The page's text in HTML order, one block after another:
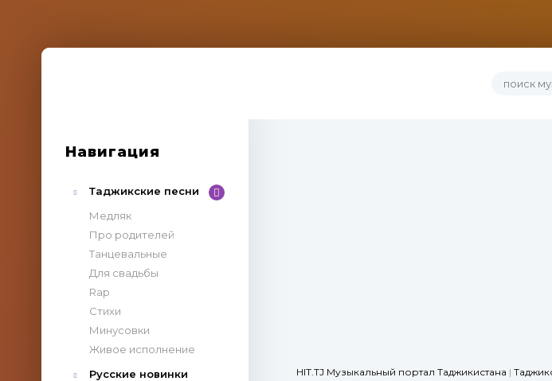
Навигация
Таджикские песни
Медляк
Про родителей
Танцевальные
Для свадьбы
Rap
Стихи
Минусовки
Живое исполнение
Русские новинки
HIT.TJ Музыкальный портал Таджикистана |